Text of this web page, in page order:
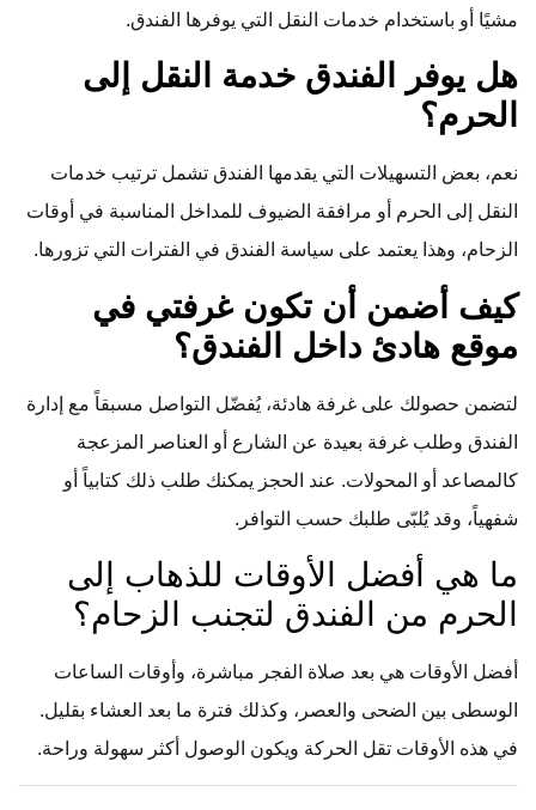
مشيًا أو باستخدام خدمات النقل التي يوفرها الفندق.
هل يوفر الفندق خدمة النقل إلى
الحرم؟
نعم، بعض التسهيلات التي يقدمها الفندق تشمل ترتيب خدمات
النقل إلى الحرم أو مرافقة الضيوف للمداخل المناسبة في أوقات
الزحام، وهذا يعتمد على سياسة الفندق في الفترات التي تزورها.
كيف أضمن أن تكون غرفتي في
موقع هادئ داخل الفندق؟
لتضمن حصولك على غرفة هادئة، يُفضّل التواصل مسبقاً مع إدارة
الفندق وطلب غرفة بعيدة عن الشارع أو العناصر المزعجة
كالمصاعد أو المحولات. عند الحجز يمكنك طلب ذلك كتابياً أو
شفهياً، وقد يُلبّى طلبك حسب التوافر.
ما هي أفضل الأوقات للذهاب إلى
الحرم من الفندق لتجنب الزحام؟
أفضل الأوقات هي بعد صلاة الفجر مباشرة، وأوقات الساعات
الوسطى بين الضحى والعصر، وكذلك فترة ما بعد العشاء بقليل.
في هذه الأوقات تقل الحركة ويكون الوصول أكثر سهولة وراحة.